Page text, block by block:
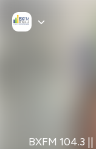
BXFM 104.3